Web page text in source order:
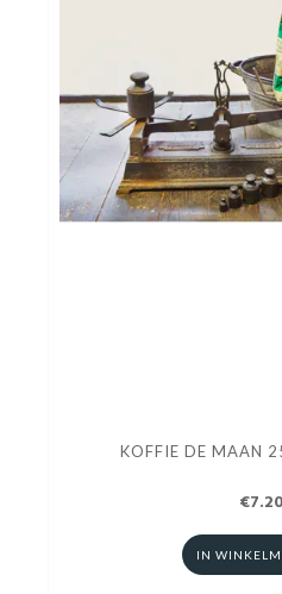
KOFFIE DE MAAN
€7.20
IN